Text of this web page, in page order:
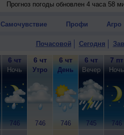
Прогноз погоды обновлен 4 часа 58
Самочувствие Профи Агро
Почасовой Сегодня
6 чт
Ночь
746
6 чт
Утро
746
6 чт
День
746
6 чт
Вечер
745
7 пт
Ночь
746